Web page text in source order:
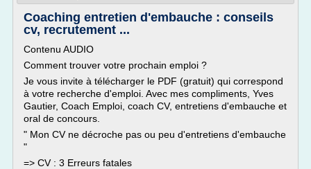
Coaching entretien d'embauche : conseils
cv, recrutement ...
Contenu AUDIO
Comment trouver votre prochain emploi ?
Je vous invite à télécharger le PDF (gratuit) qui correspond
à votre recherche d'emploi. Avec mes compliments, Yves
Gautier, Coach Emploi, coach CV, entretiens d'embauche et
oral de concours.
" Mon CV ne décroche pas ou peu d'entretiens d'embauche
"
=> CV : 3 Erreurs fatales